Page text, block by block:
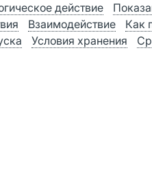
действие
Взаимодействие Как
Условия хранения